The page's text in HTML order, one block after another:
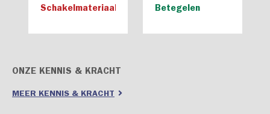
Schakelmateriaal Betegelen
ONZE KENNIS & KRACHT
MEER KENNIS & KRACHT